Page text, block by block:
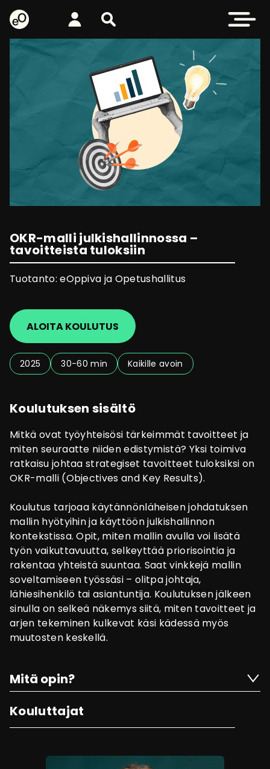
eOppiva - Etusivulle
Kirjaudu Etsi sivustolta Avaa
OKR-malli julkishallinnossa –
tavoitteista tuloksiin
Tuotanto: eOppiva ja Opetushallitus
ALOITA KOULUTUS
2025 30-60 min Kaikille avoin
Koulutuksen sisältö
Mitkä ovat työyhteisösi tärkeimmät tavoitteet ja
miten seuraatte niiden edistymistä? Yksi toimiva
ratkaisu johtaa strategiset tavoitteet tuloksiksi on
OKR-malli (Objectives and Key Results).
Koulutus tarjoaa käytännönläheisen johdatuksen
mallin hyötyihin ja käyttöön julkishallinnon
kontekstissa. Opit, miten mallin avulla voi lisätä
työn vaikuttavuutta, selkeyttää priorisointia ja
rakentaa yhteistä suuntaa. Saat vinkkejä mallin
soveltamiseen työssäsi – olitpa johtaja,
lähiesihenkilö tai asiantuntija. Koulutuksen jälkeen
sinulla on selkeä näkemys siitä, miten tavoitteet ja
arjen tekeminen kulkevat käsi kädessä myös
muutosten keskellä.
Mitä opin?
Kouluttajat